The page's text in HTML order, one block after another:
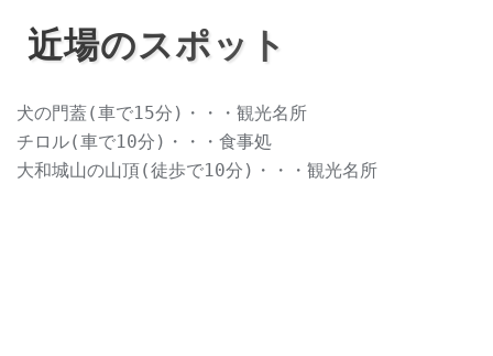
近場のスポット
犬の門蓋(車で15分)・・・観光名所
チロル(車で10分)・・・食事処
大和城山の山頂(徒歩で10分)・・・観光名所